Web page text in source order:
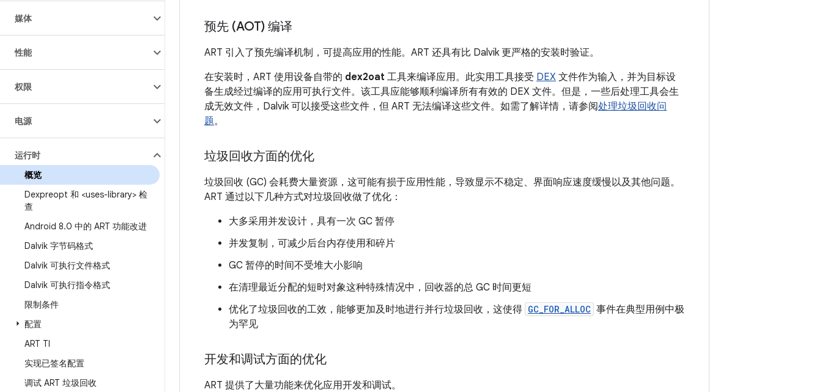
媒体
性能
权限
电源
运行时
概览
Dexpreopt 和 <uses-library> 检
查
Android 8.0 中的 ART 功能改进
Dalvik 字节码格式
Dalvik 可执行文件格式
Dalvik 可执行指令格式
限制条件
配置
ART TI
实现已签名配置
调试 ART 垃圾回收
预先 (AOT) 编译
ART 引入了预先编译机制，可提高应用的性能。ART 还具有比 Dalvik 更严格的安装时验证。
在安装时，ART 使用设备自带的 dex2oat 工具来编译应用。此实用工具接受 DEX 文件作为输入，并为目标设
备生成经过编译的应用可执行文件。该工具应能够顺利编译所有有效的 DEX 文件。但是，一些后处理工具会生
成无效文件，Dalvik 可以接受这些文件，但 ART 无法编译这些文件。如需了解详情，请参阅处理垃圾回收问
题。
垃圾回收方面的优化
垃圾回收 (GC) 会耗费大量资源，这可能有损于应用性能，导致显示不稳定、界面响应速度缓慢以及其他问题。
ART 通过以下几种方式对垃圾回收做了优化：
大多采用并发设计，具有一次 GC 暂停
并发复制，可减少后台内存使用和碎片
GC 暂停的时间不受堆大小影响
在清理最近分配的短时对象这种特殊情况中，回收器的总 GC 时间更短
优化了垃圾回收的工效，能够更加及时地进行并行垃圾回收，这使得 GC_FOR_ALLOC 事件在典型用例中极
为罕见
开发和调试方面的优化
ART 提供了大量功能来优化应用开发和调试。